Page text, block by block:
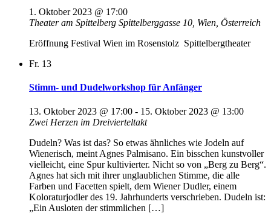
1. Oktober 2023 @ 17:00
Theater am Spittelberg Spittelberggasse 10, Wien, Österreich
Eröffnung Festival Wien im Rosenstolz Spittelbergtheater
Fr. 13
Stimm- und Dudelworkshop für Anfänger
13. Oktober 2023 @ 17:00 - 15. Oktober 2023 @ 13:00
Zwei Herzen im Dreivierteltakt
Dudeln? Was ist das? So etwas ähnliches wie Jodeln auf
Wienerisch, meint Agnes Palmisano. Ein bisschen kunstvoller
vielleicht, eine Spur kultivierter. Nicht so von „Berg zu Berg“.
Agnes hat sich mit ihrer unglaublichen Stimme, die alle
Farben und Facetten spielt, dem Wiener Dudler, einem
Koloraturjodler des 19. Jahrhunderts verschrieben. Dudeln ist:
„Ein Ausloten der stimmlichen […]